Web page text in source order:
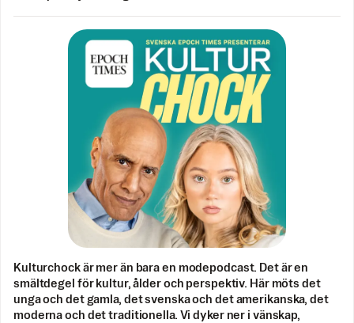
Kulturchock är mer än bara en modepodcast. Det är en
smältdegel för kultur, ålder och perspektiv. Här möts det
unga och det gamla, det svenska och det amerikanska, det
moderna och det traditionella. Vi dyker ner i vänskap,